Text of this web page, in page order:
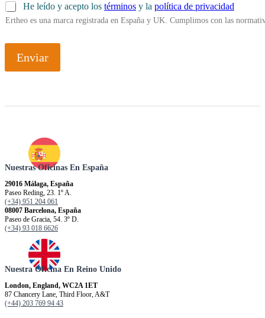
He leído y acepto los términos y la política de privacidad
Ertheo es una marca registrada en España y UK. Cumplimos con las
Enviar
Nuestras Oficinas En España
29016 Málaga, España
Paseo Reding, 23. 1º A.
(+34) 951 204 061
08007 Barcelona, España
Paseo de Gracia, 54. 3º D.
(+34) 93 018 6626
Nuestra Oficina En Reino Unido
London, England, WC2A 1ET
87 Chancery Lane, Third Floor, A&T
(+44) 203 769 94 43